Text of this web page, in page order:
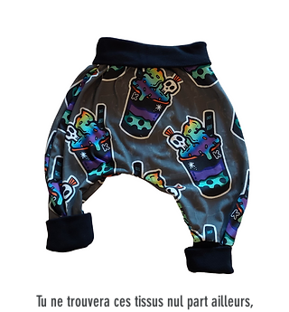
Tu ne trouvera ces tissus nul part ailleurs,